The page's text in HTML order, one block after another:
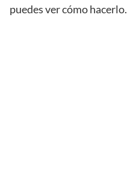
puedes ver cómo hacerlo.